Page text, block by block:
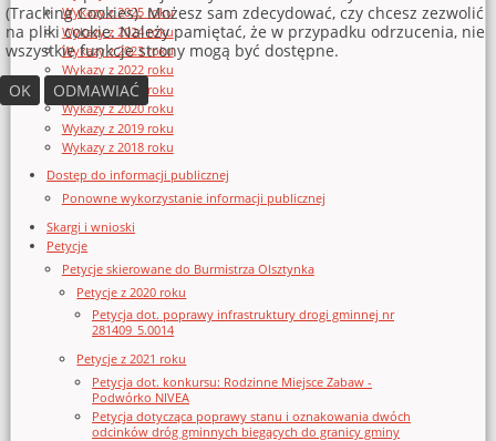
Wykazy z 2025 roku
Wykazy z 2024 roku
Wykazy z 2023 roku
Wykazy z 2022 roku
Wykazy z 2021 roku
Wykazy z 2020 roku
Wykazy z 2019 roku
Wykazy z 2018 roku
Dostęp do informacji publicznej
Ponowne wykorzystanie informacji publicznej
Skargi i wnioski
Petycje
Petycje skierowane do Burmistrza Olsztynka
Petycje z 2020 roku
Petycja dot. poprawy infrastruktury drogi gminnej nr
281409_5.0014
Petycje z 2021 roku
Petycja dot. konkursu: Rodzinne Miejsce Zabaw -
Podwórko NIVEA
Petycja dotycząca poprawy stanu i oznakowania dwóch
odcinków dróg gminnych biegących do granicy gminy
(Tracking Cookies). Możesz sam zdecydować, czy chcesz zezwolić
na pliki cookie. Należy pamiętać, że w przypadku odrzucenia, nie
wszystkie funkcje strony mogą być dostępne.
OK
ODMAWIAĆ